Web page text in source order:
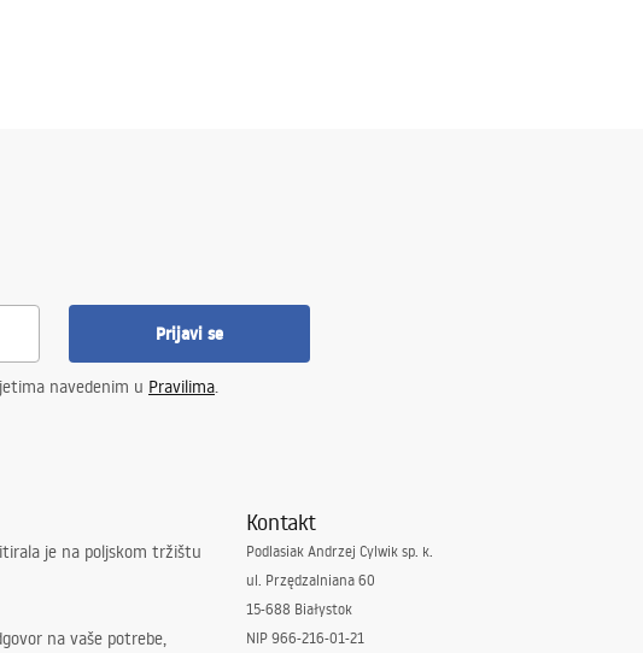
Prijavi se
navedenim u Pravilima.
je na poljskom tržištu
na vaše potrebe,
Kontakt
Podlasiak Andrzej Cylwik sp. k.
ul. Przędzalniana 60
15-688 Białystok
NIP 966-216-01-21